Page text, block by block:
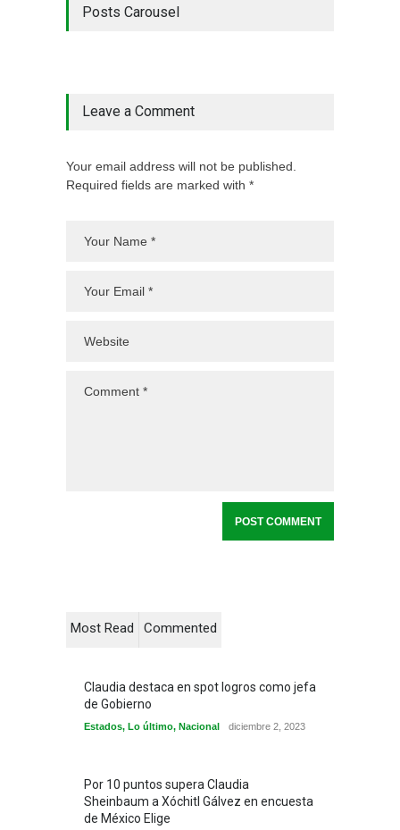
Posts Carousel
Leave a Comment
Your email address will not be published.
Required fields are marked with *
Most Read Commented
Claudia destaca en spot logros como jefa
de Gobierno
Estados, Lo último, Nacional diciembre 2, 2023
Por 10 puntos supera Claudia
Sheinbaum a Xóchitl Gálvez en encuesta
de México Elige